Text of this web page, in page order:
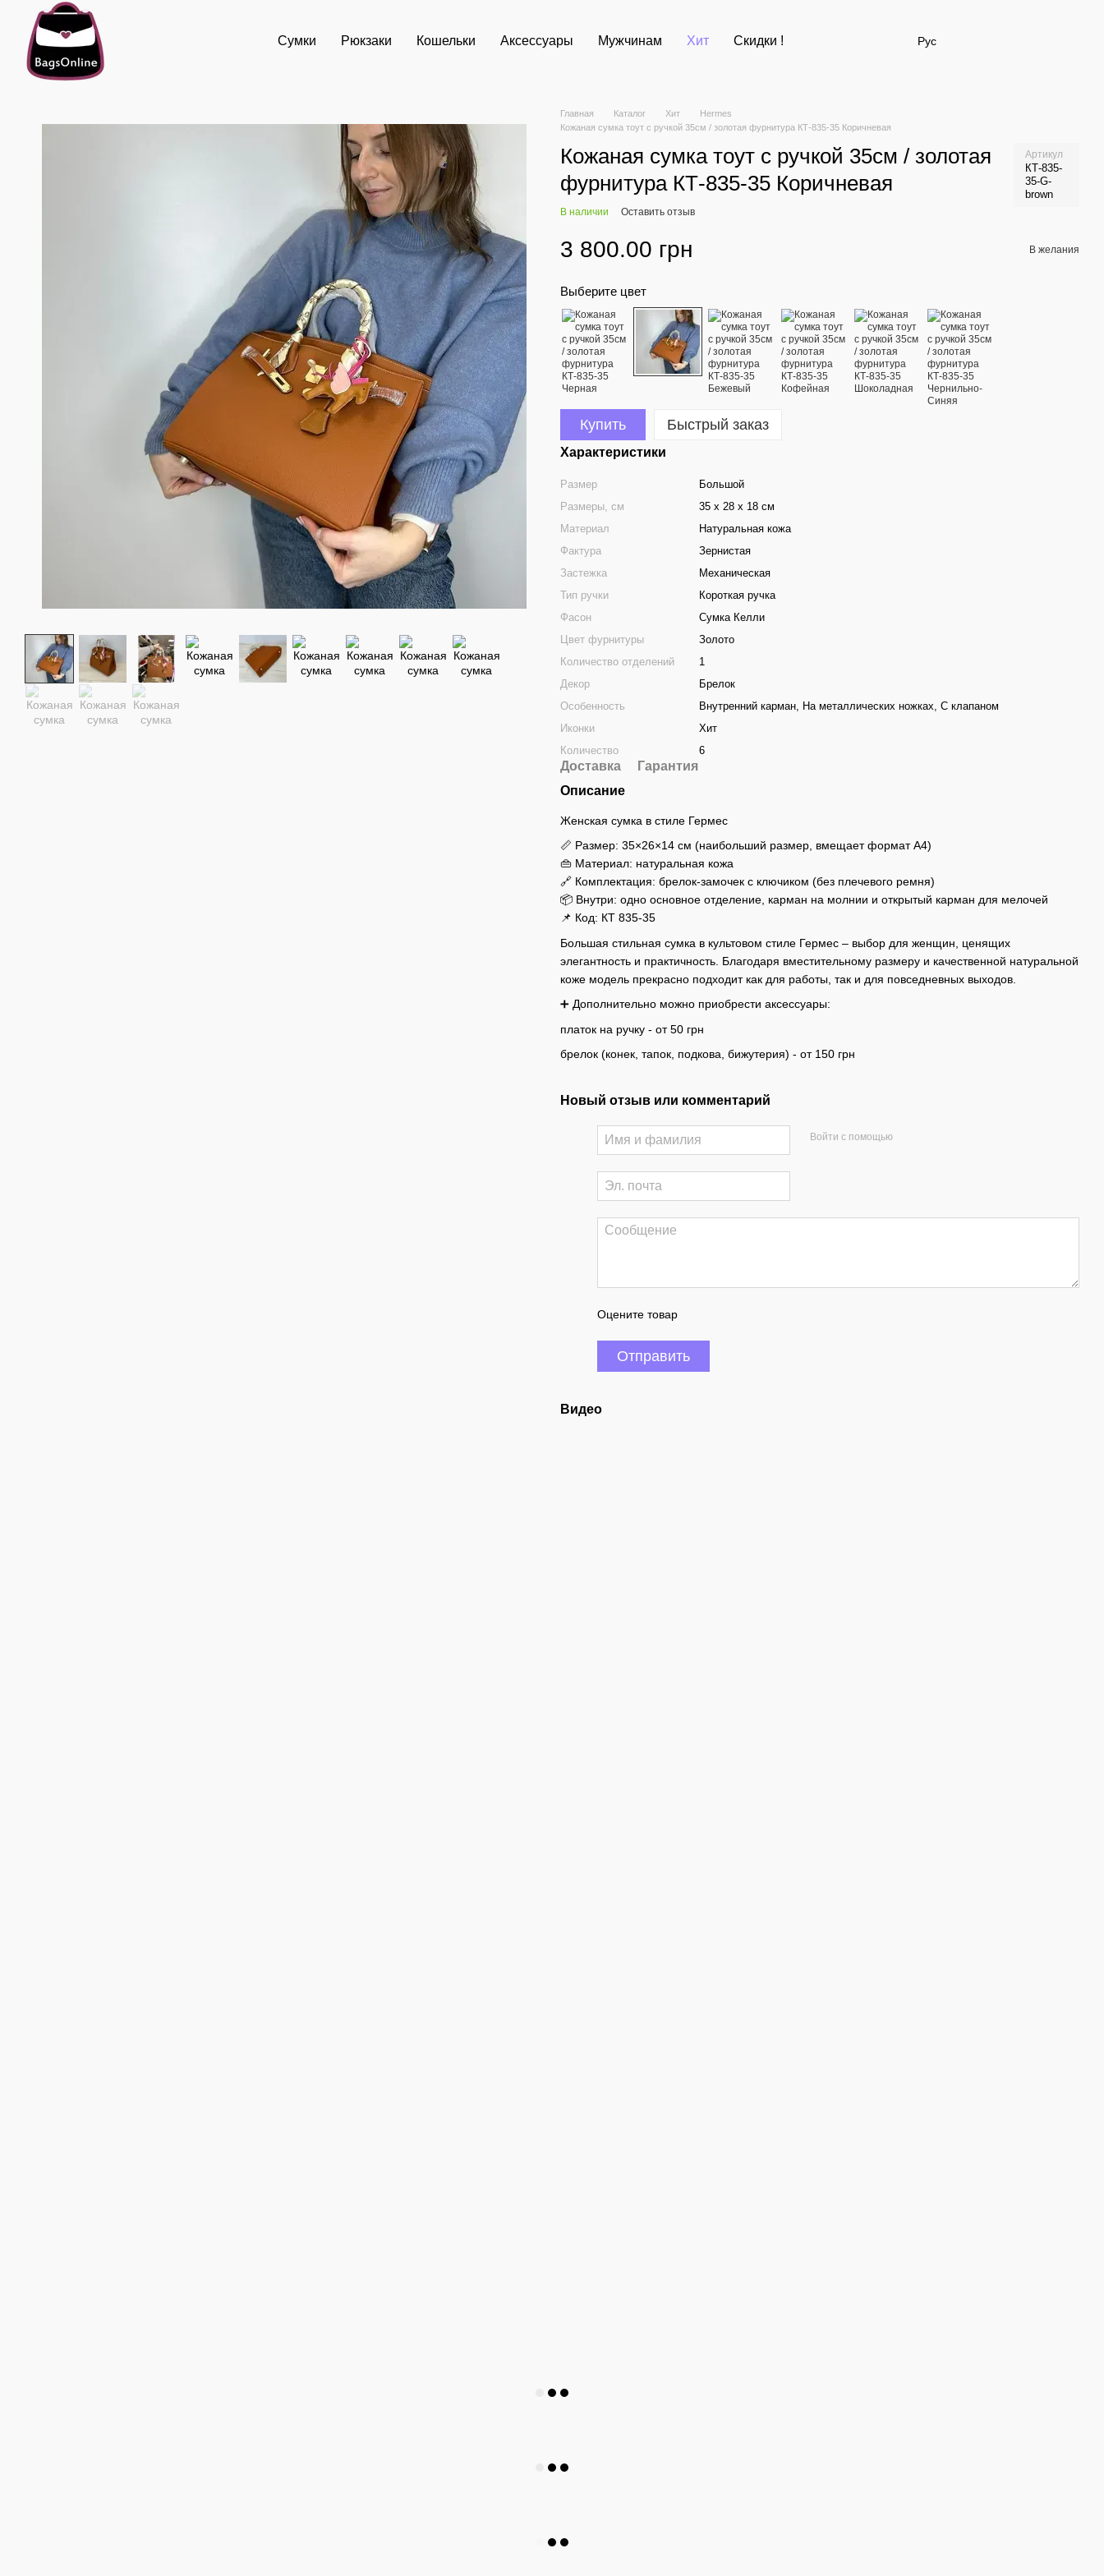
Перейти к основному контенту
Сумки Рюкзаки Кошельки Аксессуары Мужчинам Хит Скидки ! Рус
Главная Каталог Хит
Hermes
Кожаная сумка тоут с ручкой 35см / золотая фурнитура КТ-835-35 Коричневая
Кожаная сумка тоут с ручкой 35см / золотая
фурнитура КТ-835-35 Коричневая
Артикул
КТ-835-
35-G-
brown
В наличии Оставить отзыв
3 800.00 грн В желания
Выберите цвет
Купить Быстрый заказ
Характеристики
Размер
Большой
Размеры, см
35 х 28 х 18 см
Материал
Натуральная кожа
Фактура
Зернистая
Застежка
Механическая
Тип ручки
Короткая ручка
Фасон
Сумка Келли
Цвет фурнитуры
Золото
Количество отделений
1
Декор
Брелок
Особенность
Внутренний карман, На металлических ножках, С клапаном
Иконки
Хит
Количество
6
Доставка
Гарантия
Описание
Женская сумка в стиле Гермес
📏 Размер: 35×26×14 см (наибольший размер, вмещает формат А4)
👜 Материал: натуральная кожа
🔗 Комплектация: брелок-замочек с ключиком (без плечевого ремня)
📦 Внутри: одно основное отделение, карман на молнии и открытый карман для мелочей
📌 Код: КТ 835-35
Большая стильная сумка в культовом стиле Гермес – выбор для женщин, ценящих
элегантность и практичность. Благодаря вместительному размеру и качественной натуральной
коже модель прекрасно подходит как для работы, так и для повседневных выходов.
➕ Дополнительно можно приобрести аксессуары:
платок на ручку - от 50 грн
брелок (конек, тапок, подкова, бижутерия) - от 150 грн
Новый отзыв или комментарий
Войти с помощью
Оцените товар
Отправить
Видео